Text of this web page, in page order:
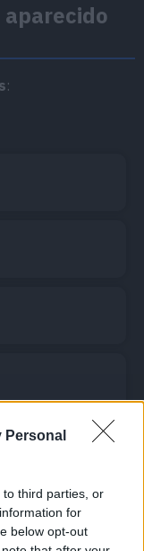
Personal
third parties, or
for
below opt-out
aparecido
: